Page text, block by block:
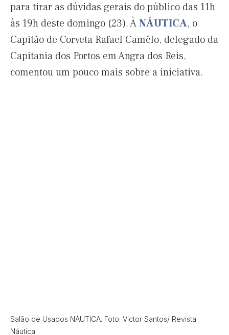
para tirar as dúvidas gerais do público das 11h
às 19h deste domingo (23). ÀNÁUTICA, o
Capitão de Corveta Rafael Camêlo, delegado da
Capitania dos Portos em Angra dos Reis,
comentou um pouco mais sobre a iniciativa.
Salão de Usados NÁUTICA. Foto: Victor Santos/ Revista
Náutica